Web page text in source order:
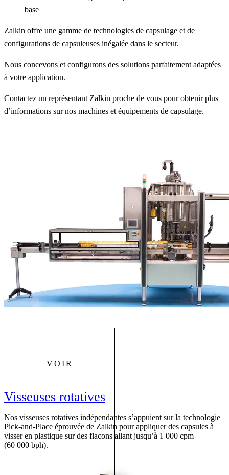
base
Zalkin offre une gamme de technologies de capsulage et de
configurations de capsuleuses inégalée dans le secteur.
Nous concevons et configurons des solutions parfaitement adaptées
à votre application.
Contactez un représentant Zalkin proche de vous pour obtenir plus
d’informations sur nos machines et équipements de capsulage.
VOIR
Visseuses rotatives
Nos visseuses rotatives indépendantes s’appuient sur la technologie
Pick-and-Place éprouvée de Zalkin pour appliquer des capsules à
visser en plastique sur des flacons allant jusqu’à 1 000 cpm
(60 000 bph).